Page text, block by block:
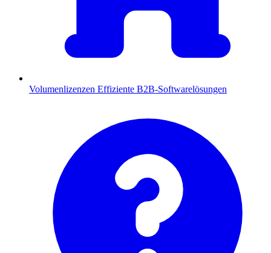
Volumenlizenzen Effiziente B2B-Softwarelösungen